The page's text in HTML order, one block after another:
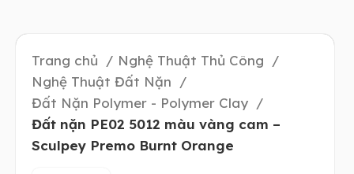
Trang chủ
Nghệ Thuật Thủ Công
Nghệ Thuật Đất Nặn
Đất Nặn Polymer - Polymer Clay
Đất nặn PE02 5012 màu vàng cam –
Sculpey Premo Burnt Orange